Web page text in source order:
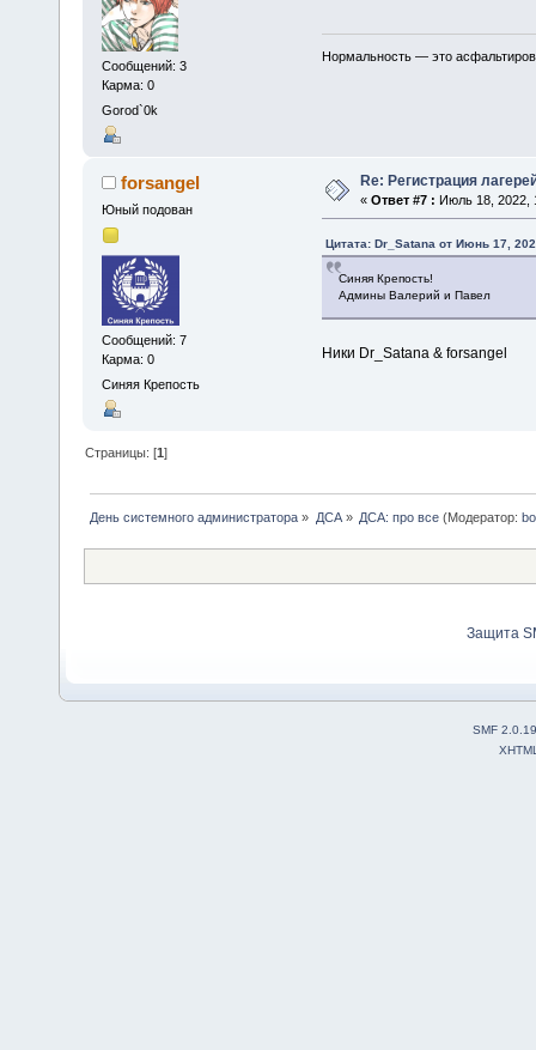
Сообщений: 3
Карма: 0
Gorod`0k
Нормальность — это
forsangel
Юный подован
Сообщений: 7
Карма: 0
Синяя Крепость
Re: Регистрация
« Ответ #7 : Июль 18, 2022,
Цитата: Dr_Satana от Июнь 17,
Синяя Крепость!
Админы Валерий и Павел
Ники Dr_Satana & forsangel
Страницы: [1]
День системного администратора » ДСА» ДСА: про все(Модератор:
Защита
SMF 2.0.19